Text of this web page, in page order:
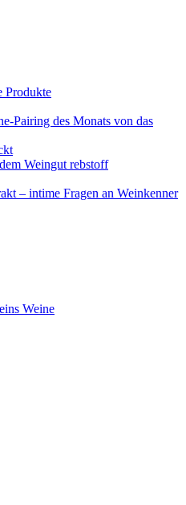
Produkte
Pairing des Monats von das
Weingut rebstoff
– intime Fragen an Weinkenner
Weine